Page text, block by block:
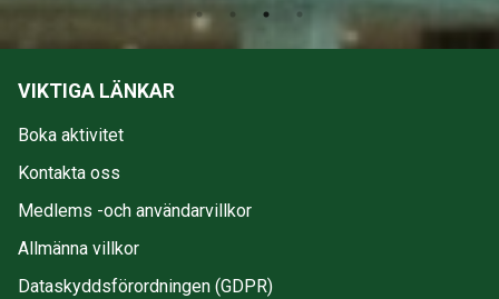
VIKTIGA LÄNKAR
Boka aktivitet
Kontakta oss
Medlems -och användarvillkor
Allmänna villkor
Dataskyddsförordningen (GDPR)